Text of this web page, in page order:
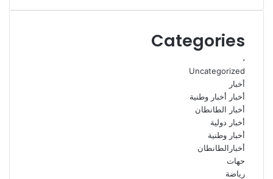
Categories
،
Uncategorized
أخبار
أخبار أخبار وطنية
أخبار الطانطان
أخبار دولية
أخبار وطنية
أخبارالطانطان
حهات
رياضة